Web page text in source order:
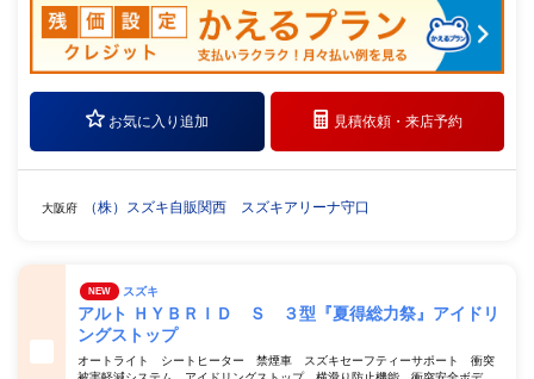
お気に入り追加 見積依頼・来店予約
大阪府 （株）スズキ自販関西 スズキアリーナ守口
NEW スズキ
アルト ＨＹＢＲＩＤ Ｓ ３型『夏得総力祭』アイドリ
ングストップ
オートライト シートヒーター 禁煙車 スズキセーフティーサポート 衝突